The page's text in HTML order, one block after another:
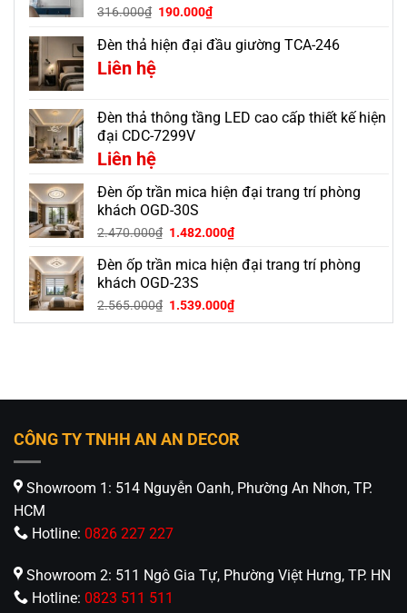
316.000₫ 190.000₫
Đèn thả hiện đại đầu giường TCA-246
Liên hệ
Đèn thả thông tầng LED cao cấp thiết kế hiện
đại CDC-7299V
Liên hệ
Đèn ốp trần mica hiện đại trang trí phòng
khách OGD-30S
2.470.000₫ Giá
là:
2.470.000₫.
1.482.000₫Giá
tại
1.482.000₫.
Đèn ốp trần mica hiện đại trang trí phòng
khách OGD-23S
2.565.000₫ Giá
gốc
1.539.000₫Giá
hiện
CÔNG TY TNHH AN AN DECOR
Showroom 1: 514 Nguyễn Oanh, Phường An Nhơn, TP.
HCM
Hotline: 0826 227 227
Showroom 2: 511 Ngô Gia Tự, Phường Việt Hưng, TP. HN
Hotline: 0823 511 511